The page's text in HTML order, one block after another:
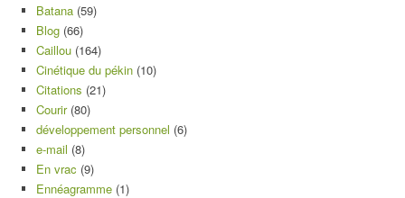
Batana (59)
Blog (66)
Caillou (164)
Cinétique du pékin (10)
Citations (21)
Courir(80)
développement personnel (6)
e-mail (8)
En vrac (9)
Ennéagramme (1)